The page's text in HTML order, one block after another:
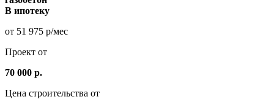
В ипотеку
от 51 975 р/мес
Проект от
70 000 р.
Цена строительства от